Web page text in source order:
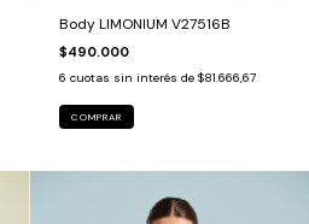
Body LIMONIUM V27516B
$490.000
6 cuotas sin interés de $81.666,67
COMPRAR